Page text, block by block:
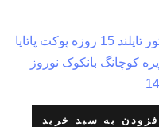
افزودن به سبد خرید